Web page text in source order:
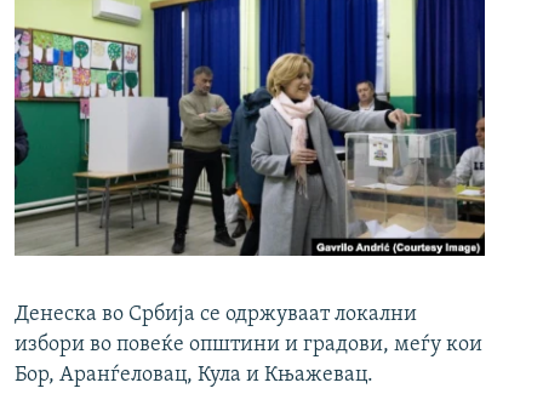
Денеска во Србија се одржуваат локални
избори во повеќе општини и градови, меѓу кои
Бор, Аранѓеловац, Кула и Књажевац.